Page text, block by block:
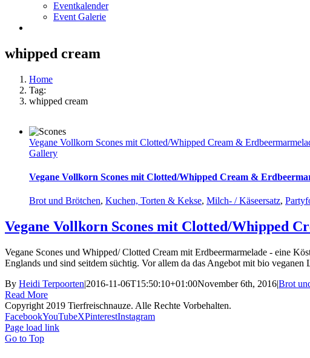
Eventkalender
Event Galerie
whipped cream
Home
Tag:
whipped cream
Vegane Vollkorn Scones mit Clotted/Whipped Cream &
Gallery
Vegane Vollkorn Scones mit Clotted/Whipped Cream &
Brot und Brötchen, Kuchen, Torten & Kekse, Milch- / Käseersatz,
Vegane Vollkorn Scones mit Clotted/Whipped
Vegane Scones und Whipped/ Clotted Cream mit Erdbeermarmelade - eine
Englands und sind seitdem süchtig. Vor allem da das Angebot mit bio
By Heidi Terpoorten|2016-11-06T15:50:10+01:00November 6th, 2016|Brot
Read More
Copyright 2019 Tierfreischnauze. Alle Rechte Vorbehalten.
FacebookYouTubeXPinterestInstagram
Page load link
Go to Top